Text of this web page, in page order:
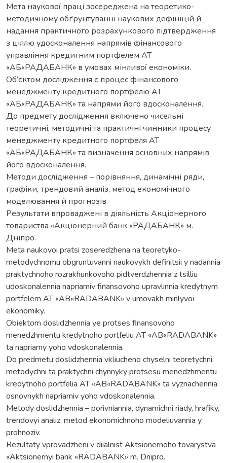
Мета наукової праці зосереджена на теоретико-
методичному обґрунтуванні наукових дефініцій й
надання практичного розрахункового підтвердження
з ціллю удосконалення напрямів фінансового
управління кредитним портфелем АТ
«АБ«РАДАБАНК» в умовах мінливої економіки.
Об’єктом дослідження є процес фінансового
менеджменту кредитного портфелю АТ
«АБ«РАДАБАНК» та напрями його вдосконалення.
До предмету дослідження включено чисельні
теоретичні, методичні та практичні чинники процесу
менеджменту кредитного портфеля АТ
«АБ«РАДАБАНК» та визначення основних напрямів
його вдосконалення.
Методи дослідження – порівняння, динамічні ряди,
графіки, трендовий аналіз, метод економічного
моделювання й прогнозів.
Результати впроваджені в діяльність Акціонерного
товариства «Акціонерний банк «РАДАБАНК» м.
Дніпро.
Meta naukovoi pratsi zoseredzhena na teoretyko-
metodychnomu obgruntuvanni naukovykh definitsii y nadannia
praktychnoho rozrakhunkovoho pidtverdzhennia z tsilliu
udoskonalennia napriamiv finansovoho upravlinnia kredytnym
portfelem AT «AB«RADABANK» v umovakh minlyvoi
ekonomiky.
Obiektom doslidzhennia ye protses finansovoho
menedzhmentu kredytnoho portfeliu AT «AB«RADABANK»
ta napriamy yoho vdoskonalennia.
Do predmetu doslidzhennia vkliucheno chyselni teoretychni,
metodychni ta praktychni chynnyky protsesu menedzhmentu
kredytnoho portfelia AT «AB«RADABANK» ta vyznachennia
osnovnykh napriamiv yoho vdoskonalennia.
Metody doslidzhennia – porivniannia, dynamichni riady, hrafiky,
trendovyi analiz, metod ekonomichnoho modeliuvannia y
prohnoziv.
Rezultaty vprovadzheni v diialnist Aktsionernoho tovarystva
«Aktsionernyi bank «RADABANK» m. Dnipro.